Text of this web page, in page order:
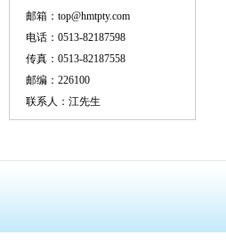
邮箱：top@hmtpty.com
电话：0513-82187598
传真：0513-82187558
邮编：226100
联系人：江先生